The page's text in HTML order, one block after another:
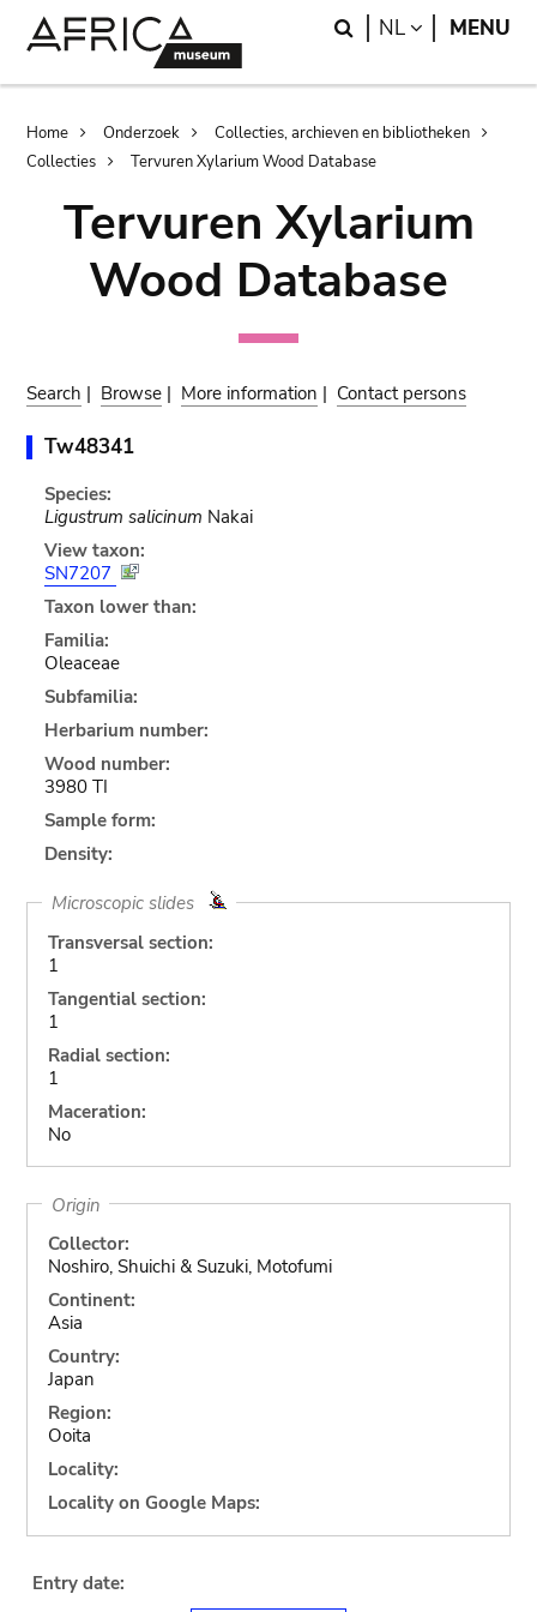
Search
NL LANGUAGE
MENU
Breadcrumb
Home Onderzoek
Collecties, archieven en bibliotheken
Collecties
Tervuren Xylarium Wood Database
Tervuren Xylarium
Wood Database
Search | Browse | More information | Contact persons
Tw48341
Species:
Ligustrum salicinum Nakai
View taxon:
SN7207
Taxon lower than:
Familia:
Oleaceae
Subfamilia:
Herbarium number:
Wood number:
3980 TI
Sample form:
Density:
Microscopic slides
Transversal section:
1
Tangential section:
1
Radial section:
1
Maceration:
No
Origin
Collector:
Noshiro, Shuichi & Suzuki, Motofumi
Continent:
Asia
Country:
Japan
Region:
Ooita
Locality:
Locality on Google Maps:
Entry date: